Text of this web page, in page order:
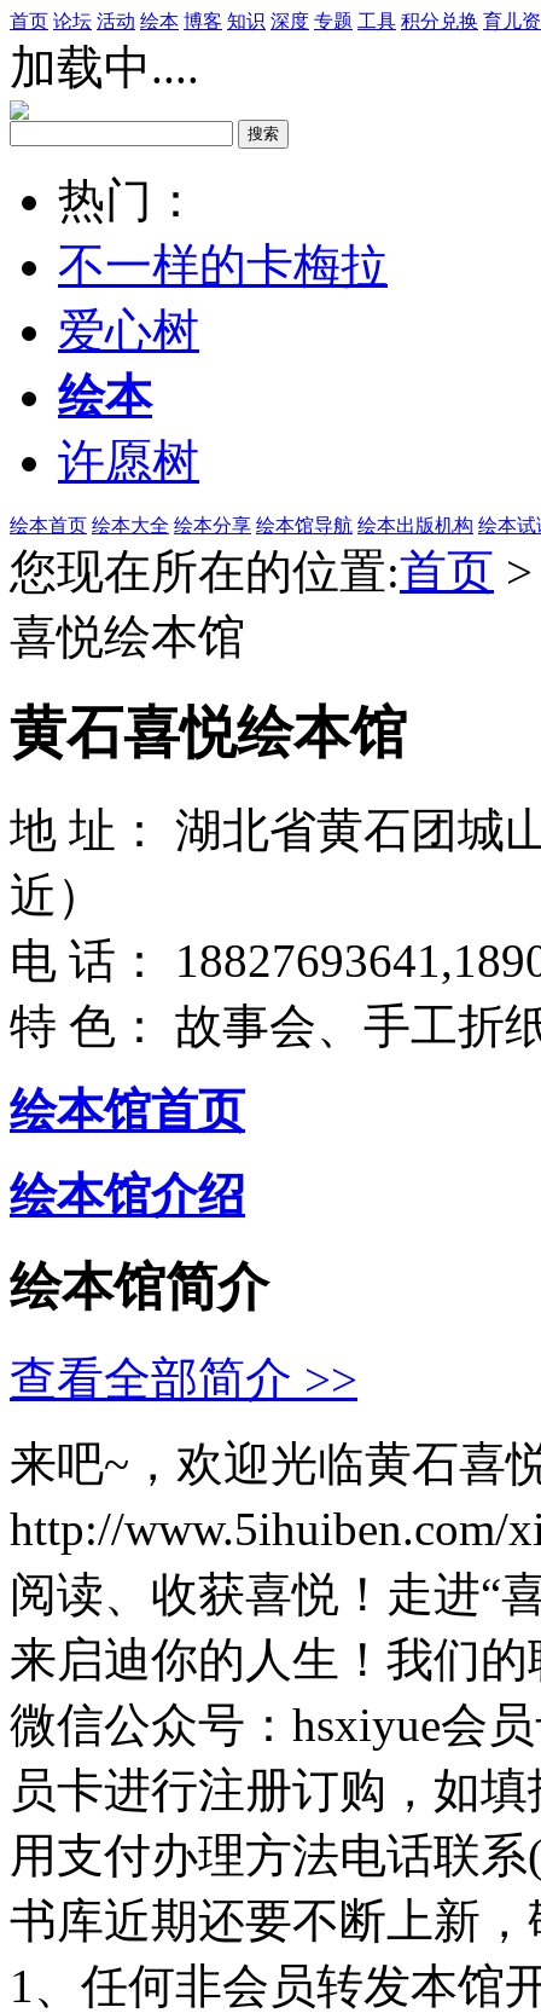
首页 论坛 活动 绘本 博客 知识 深度 专题 工具 积分兑换 育儿
加载中....
热门：
不一样的卡梅拉
爱心树
绘本
许愿树
绘本首页 绘本大全 绘本分享 绘本馆导航 绘本出版机构 绘本试
您现在所在的位置:首页
喜悦绘本馆
黄石喜悦绘本馆
地 址： 湖北省黄石团城
近）
电 话：
特 色： 故事会、手工折
绘本馆首页
绘本馆介绍
绘本馆简介
查看全部简介 >>
来吧~，欢迎光临黄石喜
http://www.5ihuiben.com/
阅读、收获喜悦！走进“
来启迪你的人生！我们
微信公众号：hsxiyue会
员卡进行注册订购，如
用支付办理方法电话联
书库近期还要不断上新
1、任何非会员转发本馆